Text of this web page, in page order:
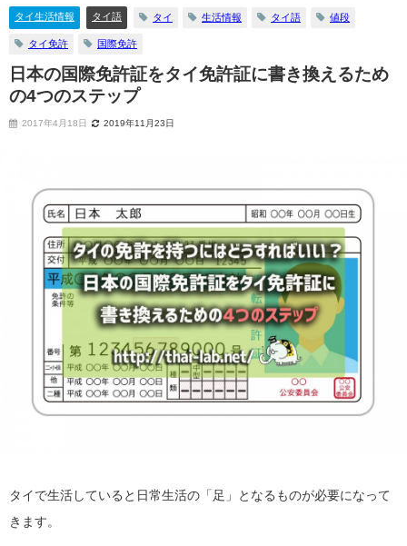
タイ生活情報 タイ語 タイ 生活情報 タイ語 値段
タイ免許 国際免許
日本の国際免許証をタイ免許証に書き換えるため
の4つのステップ
2017年4月18日 2019年11月23日
タイで生活していると日常生活の「足」となるものが必要になって
きます。